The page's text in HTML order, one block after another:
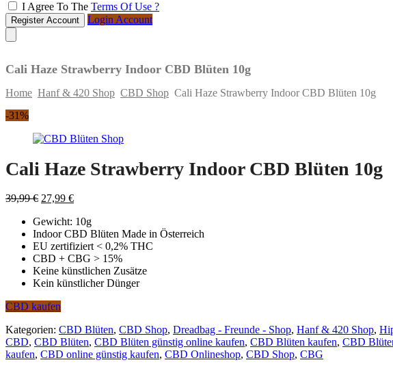
I Agree To The Terms Of Use ?
Register Account Login Account
Cali Haze Strawberry Indoor CBD Blüten 10g
Home Hanf & 420 Shop CBD Shop Cali Haze Strawberry Indoor CBD Blüten 10g
Skip
content
-31%
Cali Haze Strawberry Indoor CBD Blüten 10g
39,99€ Original
was:
39,99 €.
27,99 €Current
is:
27,99 €.
Gewicht: 10g
Indoor CBD Blüten Made in Österreich
EU zertifiziert < 0,2% THC
CBD + CBG > 15%
Keine künstlichen Zusätze
Kein künstlicher Dünger
CBD kaufen
Kategorien: CBD Blüten, CBD Shop, Dreadbag - Freunde - Shop, Hanf & 420 Shop,
CBD, CBD Blüten, CBD Blüten günstig online kaufen, CBD Blüten kaufen, CBD
kaufen, CBD online günstig kaufen, CBD Onlineshop, CBD Shop, CBG